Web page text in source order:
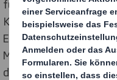
für bahnbrechende
Königreich, die
Ersatz von
Messung des G-Kraft-
den Heimtransport.